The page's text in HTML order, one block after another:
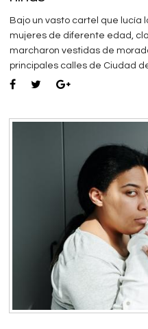
Bajo un vasto cartel que lucía
mujeres de diferente edad,
marcharon vestidas de
principales calles de Ciudad